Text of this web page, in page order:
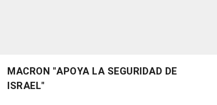
MACRON "APOYA LA SEGURIDAD DE
ISRAEL"